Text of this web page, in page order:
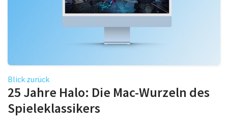
Blick zurück
25 Jahre Halo: Die Mac-Wurzeln des
Spieleklassikers